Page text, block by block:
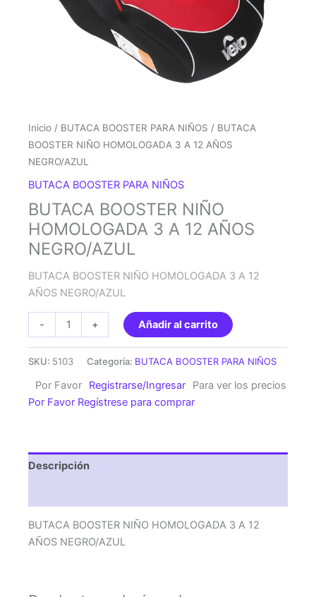
Inicio / BUTACA BOOSTER PARA NIÑOS / BUTACA
BOOSTER NIÑO HOMOLOGADA 3 A 12 AÑOS
NEGRO/AZUL
BUTACA BOOSTER PARA NIÑOS
BUTACA BOOSTER NIÑO
HOMOLOGADA 3 A 12 AÑOS
NEGRO/AZUL
BUTACA BOOSTER NIÑO HOMOLOGADA 3 A 12
AÑOS NEGRO/AZUL
-
BUTACA
BOOSTER
A
NEGRO/AZUL
cantidad
+ Añadir al carrito
SKU: 5103 Categoría: BUTACA BOOSTER PARA NIÑOS
Por Favor Registrarse/Ingresar
Para ver los precios
Por Favor Regístrese para comprar
Descripción
BUTACA BOOSTER NIÑO HOMOLOGADA 3 A 12
AÑOS NEGRO/AZUL